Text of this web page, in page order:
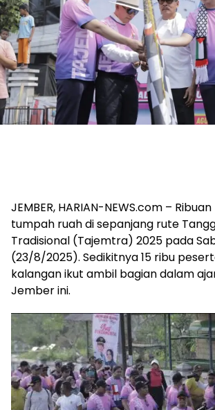
JEMBER, HARIAN-NEWS.com –
tumpah ruah di sepanjang rute
Tradisional (Tajemtra) 2025 pada
(23/8/2025). Sedikitnya 15 ribu
kalangan ikut ambil bagian dalam
Jember ini.